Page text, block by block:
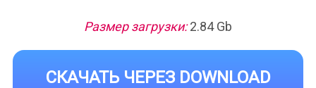
Размер загрузки:2.84 Gb
СКАЧАТЬ ЧЕРЕЗ DOWNLOAD